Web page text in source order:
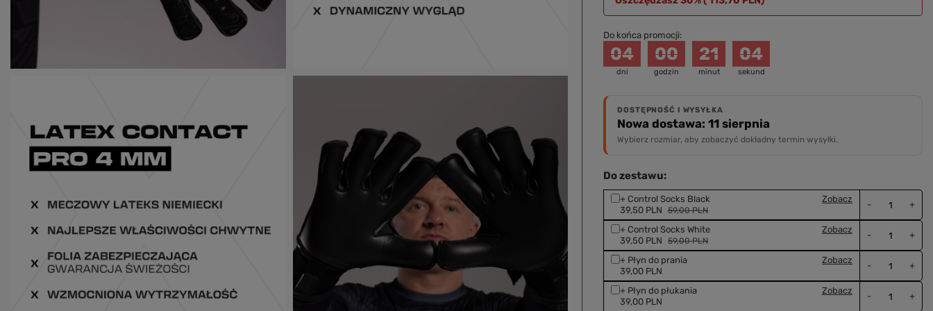
Do końca promocji:
dni
04
godzin
00
minut
21
sekund
03
DOSTĘPNOŚĆ I WYSYŁKA
Nowa dostawa: 11 sierpnia
Wybierz rozmiar, aby zobaczyć dokładny termin wysyłki.
Do zestawu:
+ Control Socks Black
39,50 PLN
59,00 PLN
Zobacz
- +
+ Control Socks White
39,50 PLN
59,00 PLN
Zobacz
- +
+ Płyn do prania
39,00 PLN
Zobacz
- +
+ Płyn do płukania
39,00 PLN
Zobacz
- +